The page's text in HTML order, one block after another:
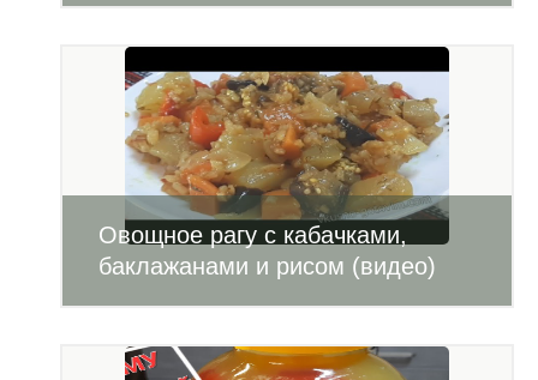
Овощное рагу с кабачками,
баклажанами и рисом (видео)